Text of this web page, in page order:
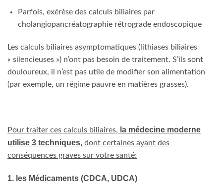
Parfois, exérèse des calculs biliaires par
cholangiopancréatographie rétrograde endoscopique
Les calculs biliaires asymptomatiques (lithiases biliaires
« silencieuses ») n’ont pas besoin de traitement. S’ils sont
douloureux, il n’est pas utile de modifier son alimentation
(par exemple, un régime pauvre en matières grasses).
Pour traiter ces calculs biliaires, la médecine moderne
utilise 3 techniques, dont certaines ayant des
conséquences graves sur votre santé:
1. les Médicaments (CDCA, UDCA)